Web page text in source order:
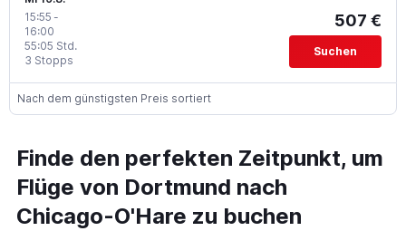
15:55 -
16:00
3 Stopps
55:05 Std.
507 €
Suchen
Nach dem günstigsten Preis sortiert
Finde den perfekten Zeitpunkt, um
Flüge von Dortmund nach
Chicago-O'Hare zu buchen